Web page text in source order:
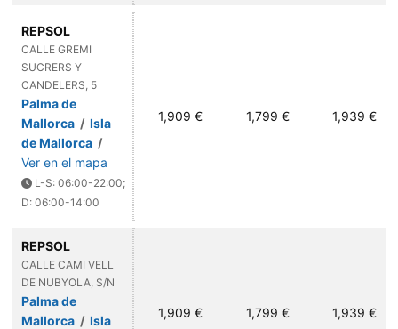
REPSOL
CALLE GREMI
SUCRERS Y
CANDELERS, 5
Palma de
Mallorca / Isla
de Mallorca /
Ver en el mapa
L-S: 06:00-22:00;
D: 06:00-14:00
1,909 € 1,799 € 1,939 €
REPSOL
CALLE CAMI VELL
DE NUBYOLA, S/N
Palma de
Mallorca / Isla
1,909 € 1,799 € 1,939 €